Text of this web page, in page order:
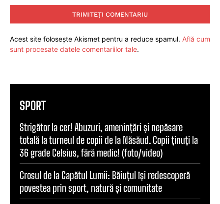
Acest site folosește Akismet pentru a reduce spamul. Află cum
sunt procesate datele comentariilor tale.
SPORT
Strigător la cer! Abuzuri, amenințări și nepăsare
totală la turneul de copii de la Năsăud. Copii ținuți la
36 grade Celsius, fără medic! (foto/video)
Crosul de la Capătul Lumii: Băiuțul își redescoperă
povestea prin sport, natură și comunitate